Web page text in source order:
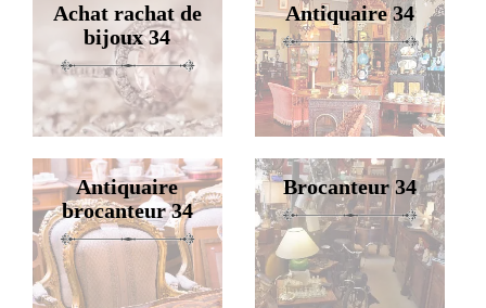
Achat rachat de
bijoux 34
Antiquaire 34
Antiquaire
brocanteur 34
Brocanteur 34